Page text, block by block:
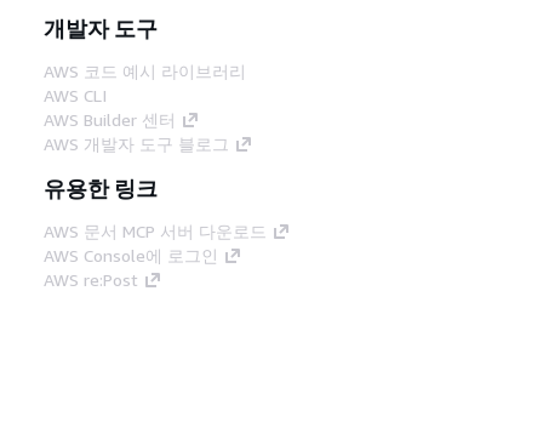
개발자 도구
AWS 코드 예시 라이브러리
AWS CLI
AWS Builder 센터
AWS 개발자 도구 블로그
유용한 링크
AWS 문서 MCP 서버 다운로드
AWS Console에 로그인
AWS re:Post